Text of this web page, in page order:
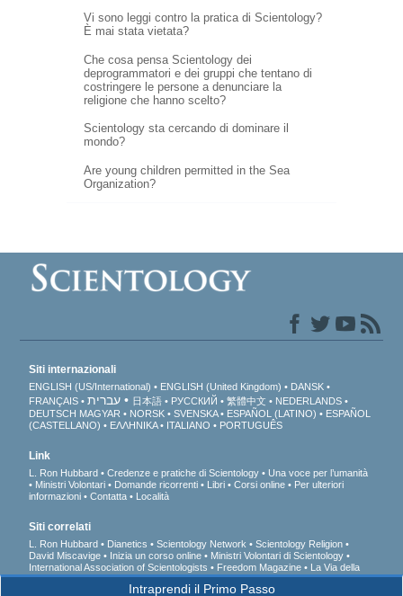
Vi sono leggi contro la pratica di Scientology?
È mai stata vietata?
Che cosa pensa Scientology dei
deprogrammatori e dei gruppi che tentano di
costringere le persone a denunciare la
religione che hanno scelto?
Scientology sta cercando di dominare il
mondo?
Are young children permitted in the Sea
Organization?
Intraprendi il Primo Passo
Siti internazionali
ENGLISH (US/International) ENGLISH (United Kingdom)
DANSK
FRANÇAIS
עברית 日本語 РУССКИЙ 繁體中文
NEDERLANDS
DEUTSCH MAGYAR NORSK SVENSKA ESPAÑOL (LATINO)
ESPAÑOL
(CASTELLANO)
ΕΛΛΗΝΙΚA ITALIANO PORTUGUÊS
Link
L. Ron Hubbard Credenze e pratiche di Scientology
Una voce per l’umanità
Ministri Volontari
Domande ricorrenti Libri Corsi online
Per ulteriori
informazioni
Contatta Località
Siti correlati
L. Ron Hubbard Dianetics Scientology Network
Scientology Religion
David Miscavige
Inizia un corso online
Ministri Volontari di Scientology
International Association of Scientologists
Freedom Magazine
La Via della
Felicità
A sostegno di un mondo libero dalla droga
Uniti per i Diritti Umani
Gioventù per i Diritti Umani
Comitato dei Cittadini per i Diritti Umani